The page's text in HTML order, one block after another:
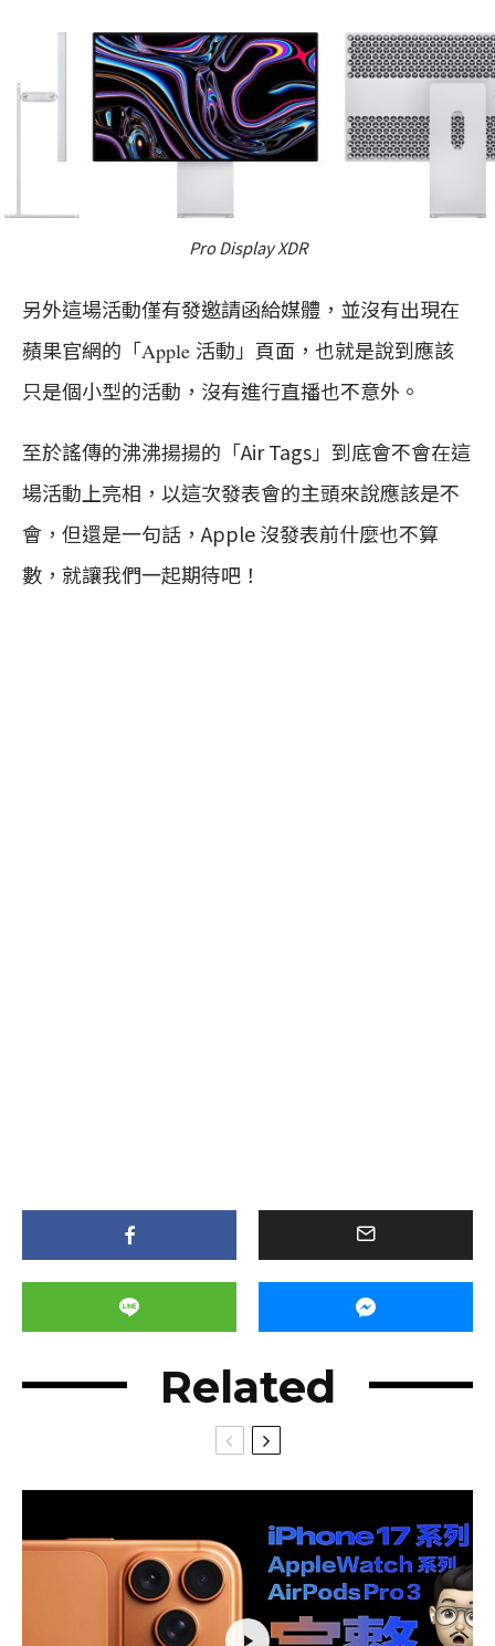
Pro Display XDR
另外這場活動僅有發邀請函給媒體，並沒有出現在
蘋果官網的「Apple 活動」頁面，也就是說到應該
只是個小型的活動，沒有進行直播也不意外。
至於謠傳的沸沸揚揚的「Air Tags」到底會不會在這
場活動上亮相，以這次發表會的主頭來說應該是不
會，但還是一句話，Apple 沒發表前什麼也不算
數，就讓我們一起期待吧！
Related